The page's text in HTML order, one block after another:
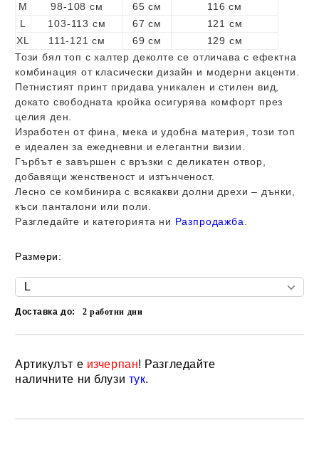
M
98-108 см 65 см
116 см
L
103-113 см 67 см
121 см
XL
111-121 см 69 см
129 см
Този бял топ с халтер деколте се отличава с ефектна
комбинация от класически дизайн и модерни акценти.
Петнистият принт придава уникален и стилен вид,
докато свободната кройка осигурява комфорт през
целия ден.
Изработен от фина, мека и удобна материя, този топ
е идеален за ежедневни и елегантни визии.
Гърбът е завършен с връзки с деликатен отвор,
добавящи женственост и изтънченост.
Лесно се комбинира с всякакви долни дрехи – дънки,
къси панталони или поли.
Разгледайте и категорията ни Разпродажба
Размери:
Доставка до: 2работни дни
Артикулът е изчерпан! Разгледайте
наличните ни блузи тук.